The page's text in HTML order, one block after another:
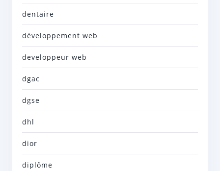
dentaire
développement web
developpeur web
dgac
dgse
dhl
dior
diplôme